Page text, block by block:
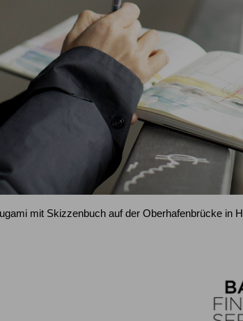
mit Skizzenbuch auf der Oberhafenbrücke in